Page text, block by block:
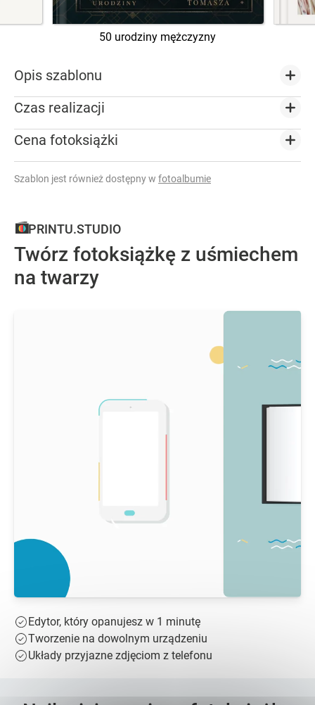
50 urodziny mężczyzny
Opis szablonu
Czas realizacji
Cena fotoksiążki
Szablon jest również dostępny w fotoalbumie
PRINTU.STUDIO
Twórz fotoksiążkę z uśmiechem
na twarzy
Edytor, który opanujesz w 1 minutę
Tworzenie na dowolnym urządzeniu
Układy przyjazne zdjęciom z telefonu